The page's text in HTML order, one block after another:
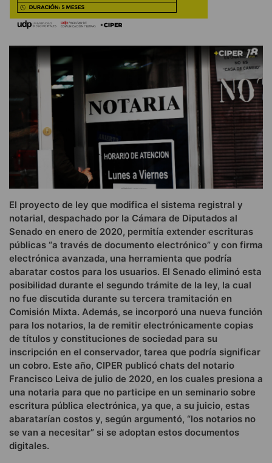
El proyecto de ley que modifica el sistema registral y
notarial, despachado por la Cámara de Diputados al
Senado en enero de 2020, permitía extender escrituras
públicas “a través de documento electrónico” y con firma
electrónica avanzada, una herramienta que podría
abaratar costos para los usuarios. El Senado eliminó esta
posibilidad durante el segundo trámite de la ley, la cual
no fue discutida durante su tercera tramitación en
Comisión Mixta. Además, se incorporó una nueva función
para los notarios, la de remitir electrónicamente copias
de títulos y constituciones de sociedad para su
inscripción en el conservador, tarea que podría significar
un cobro. Este año, CIPER publicó chats del notario
Francisco Leiva de julio de 2020, en los cuales presiona a
una notaria para que no participe en un seminario sobre
escritura pública electrónica, ya que, a su juicio, estas
abaratarían costos y, según argumentó, “los notarios no
se van a necesitar” si se adoptan estos documentos
digitales.